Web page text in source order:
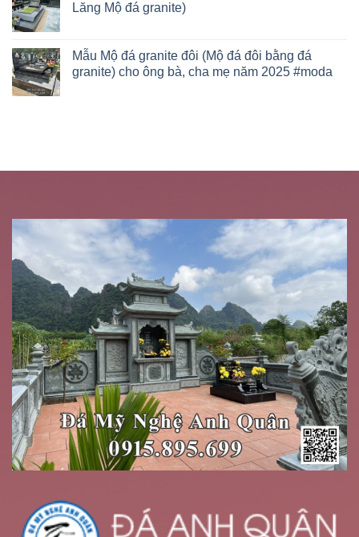
Lăng Mộ đá granite)
Mẫu Mộ đá granite đôi (Mộ đá đôi bằng đá
granite) cho ông bà, cha mẹ năm 2025 #moda